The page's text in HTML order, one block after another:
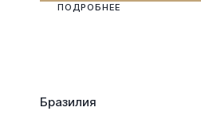
ПОДРОБНЕЕ
Бразилия